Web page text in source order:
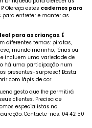
Ofereça estes cadernos para
para entreter e manter as
para as crianças. É
diferentes temas: piratas,
mundo marinho, férias ou
incluem uma variedade de
há uma participação num
presentes-surpresa! Basta
com lápis de cor.
gesto que lhe permitirá
clientes. Precisa de
especialistas no
Contacte-nos: 04 42 50